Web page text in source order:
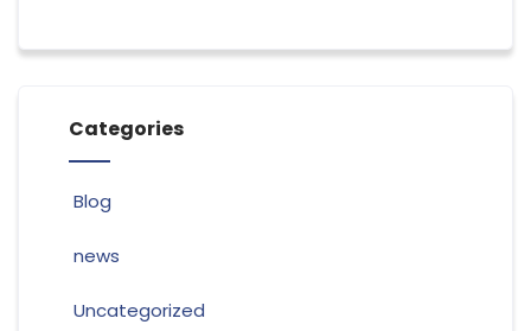
Categories
Blog
news
Uncategorized